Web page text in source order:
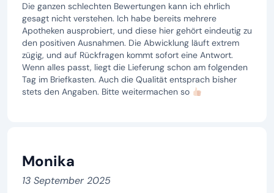
Die ganzen schlechten Bewertungen kann ich ehrlich
gesagt nicht verstehen. Ich habe bereits mehrere
Apotheken ausprobiert, und diese hier gehört eindeutig zu
den positiven Ausnahmen. Die Abwicklung läuft extrem
zügig, und auf Rückfragen kommt sofort eine Antwort.
Wenn alles passt, liegt die Lieferung schon am folgenden
Tag im Briefkasten. Auch die Qualität entsprach bisher
stets den Angaben. Bitte weitermachen so
Monika
13 September 2025